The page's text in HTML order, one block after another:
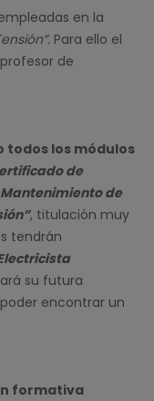
en la
Para ello el
de
todos los módulos
de
de
, titulación muy
tendrán
su futura
encontrar un
formativa